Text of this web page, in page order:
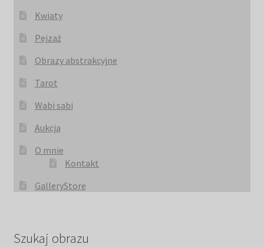
Kwiaty
Pejzaż
Obrazy abstrakcyjne
Tarot
Wabi sabi
Aukcja
O mnie
Kontakt
GalleryStore
Szukaj obrazu